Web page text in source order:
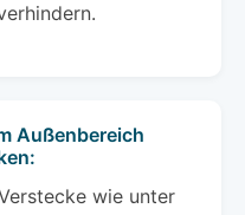
Außenbereich
wie unter